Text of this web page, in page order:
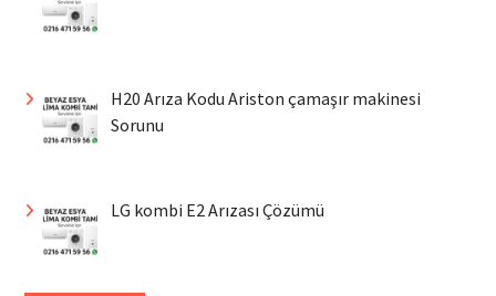
H20 Arıza Kodu Ariston çamaşır makinesi
Sorunu
LG kombi E2 Arızası Çözümü